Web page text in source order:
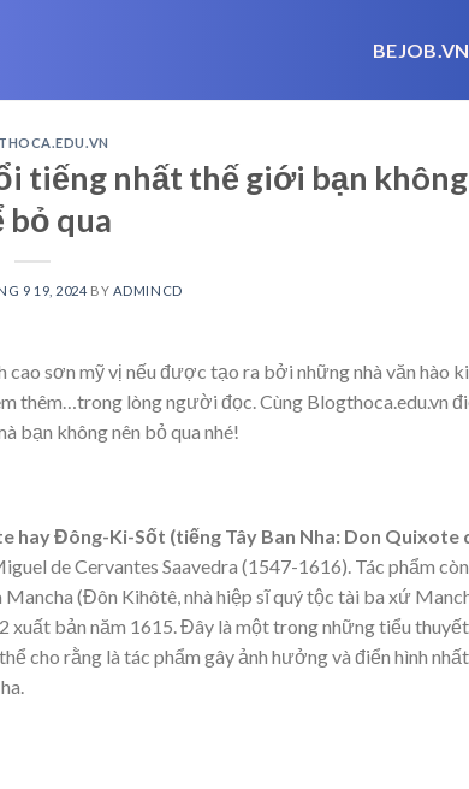
BEJOB.VN
tiếng nhất thế giới bạn không
bỏ qua
9 19, 2024 BY ADMINCD
cao sơn mỹ vị nếu được tạo ra bởi những nhà văn hào
thêm… trong lòng người đọc. Cùng Blogthoca.edu.vn
bạn không nên bỏ qua nhé!
Đông-Ki-Sốt (tiếng Tây Ban Nha: Don Quixote
de Cervantes Saavedra (1547-1616). Tác phẩm
Mancha (Đôn Kihôtê, nhà hiệp sĩ quý tộc tài ba xứ
xuất bản năm 1615. Đây là một trong những tiểu thuyết
cho rằng là tác phẩm gây ảnh hưởng và điển hình nhất